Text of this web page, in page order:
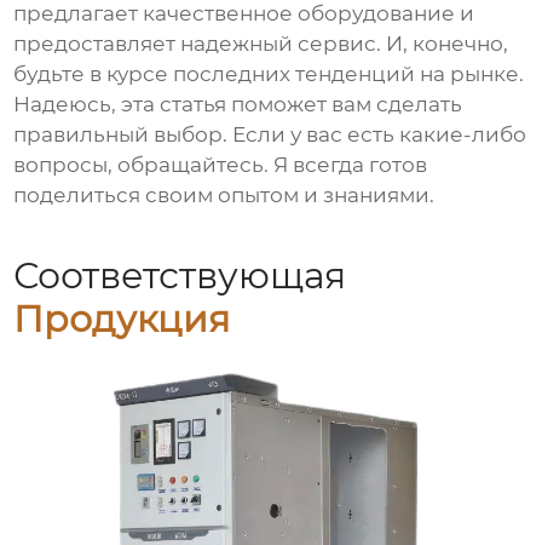
предлагает качественное оборудование и
предоставляет надежный сервис. И, конечно,
будьте в курсе последних тенденций на рынке.
Надеюсь, эта статья поможет вам сделать
правильный выбор. Если у вас есть какие-либо
вопросы, обращайтесь. Я всегда готов
поделиться своим опытом и знаниями.
Соответствующая
Продукция